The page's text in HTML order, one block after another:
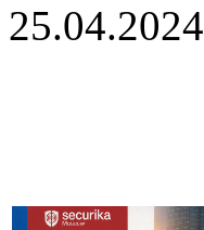
25.04.2024